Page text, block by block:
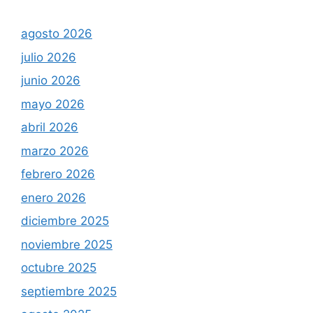
agosto 2026
julio 2026
junio 2026
mayo 2026
abril 2026
marzo 2026
febrero 2026
enero 2026
diciembre 2025
noviembre 2025
octubre 2025
septiembre 2025